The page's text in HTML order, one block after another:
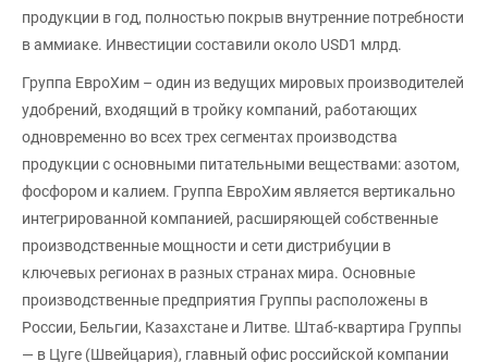
продукции в год, полностью покрыв внутренние потребности
в аммиаке. Инвестиции составили около USD1 млрд.
Группа ЕвроХим – один из ведущих мировых производителей
удобрений, входящий в тройку компаний, работающих
одновременно во всех трех сегментах производства
продукции с основными питательными веществами: азотом,
фосфором и калием. Группа ЕвроХим является вертикально
интегрированной компанией, расширяющей собственные
производственные мощности и сети дистрибуции в
ключевых регионах в разных странах мира. Основные
производственные предприятия Группы расположены в
России, Бельгии, Казахстане и Литве. Штаб-квартира Группы
— в Цуге (Швейцария), главный офис российской компании